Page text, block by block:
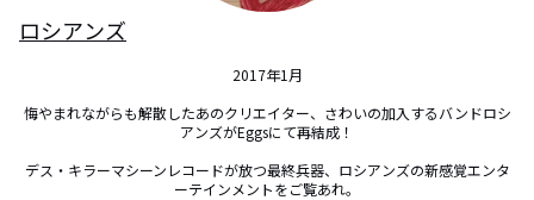
ロシアンズ
2017年1月
悔やまれながらも解散したあのクリエイター、さわいの加入するバンドロシ
アンズがEggsにて再結成！
デス・キラーマシーンレコードが放つ最終兵器、ロシアンズの新感覚エンタ
ーテインメントをご覧あれ。